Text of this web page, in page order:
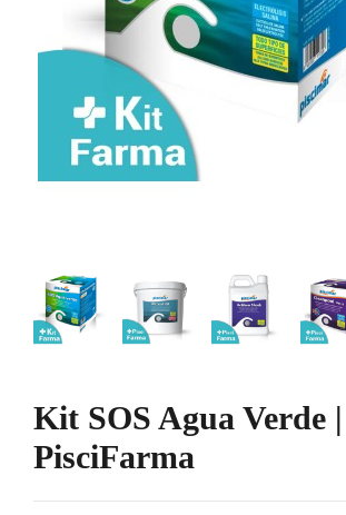
Kit SOS Agua Verde |
PisciFarma